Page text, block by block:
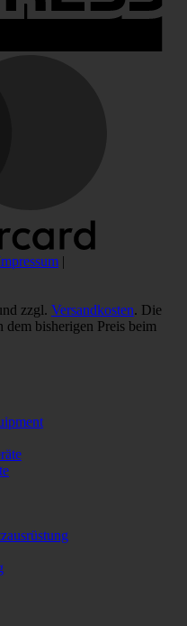
|
zzgl. Versandkosten. Die
dem bisherigen Preis beim